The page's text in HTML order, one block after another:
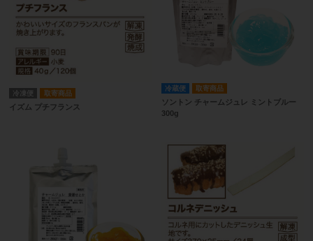
冷凍便 取寄商品
イズム プチフランス
冷蔵便 取寄商品
ソントン チャームジュレ ミントブルー
300g